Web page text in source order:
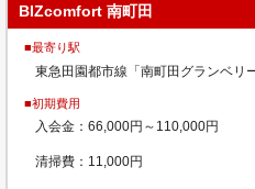
BIZcomfort 南町田
■最寄り駅
東急田園都市線「南町田グランベリ
■初期費用
入会金：66,000円～110,000円
清掃費：11,000円